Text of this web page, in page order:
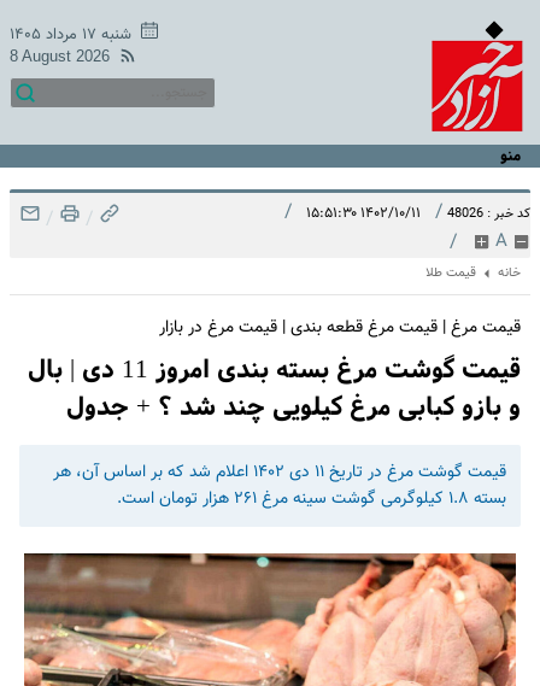
شنبه ۱۷ مرداد ۱۴۰۵
8 August 2026
منو
کد خبر : 48026 / ۱۴۰۲/۱۰/۱۱ ۱۵:۵۱:۳۰ /
A
/
/
/
خانه قیمت طلا
قیمت مرغ | قیمت مرغ قطعه بندی | قیمت مرغ در بازار
قیمت گوشت مرغ بسته بندی امروز 11 دی | بال
و بازو کبابی مرغ کیلویی چند شد ؟ + جدول
قیمت گوشت مرغ در تاریخ ۱۱ دی ۱۴۰۲ اعلام شد که بر اساس آن، هر
بسته ۱.۸ کیلوگرمی گوشت سینه مرغ ۲۶۱ هزار تومان است.